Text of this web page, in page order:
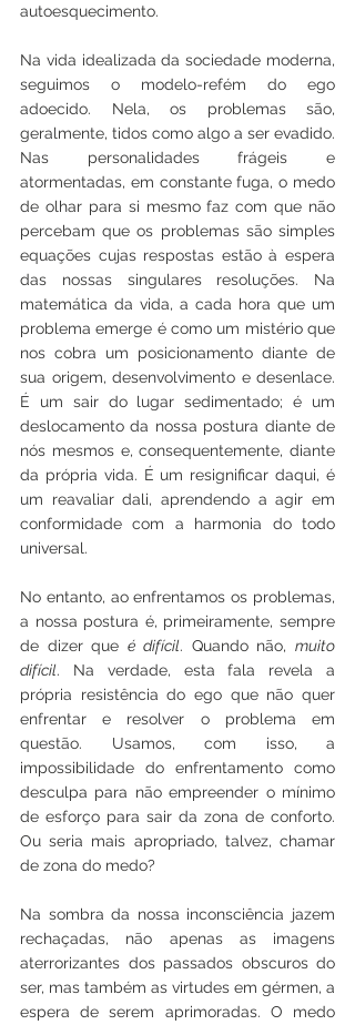
autoesquecimento.
Na vida idealizada da sociedade moderna,
seguimos o modelo-refém do ego
adoecido. Nela, os problemas são,
geralmente, tidos como algo a ser evadido.
Nas personalidades frágeis e
atormentadas, em constante fuga, o medo
de olhar para si mesmo faz com que não
percebam que os problemas são simples
equações cujas respostas estão à espera
das nossas singulares resoluções. Na
matemática da vida, a cada hora que um
problema emerge é como um mistério que
nos cobra um posicionamento diante de
sua origem, desenvolvimento e desenlace.
É um sair do lugar sedimentado; é um
deslocamento da nossa postura diante de
nós mesmos e, consequentemente, diante
da própria vida. É um resignificar daqui, é
um reavaliar dali, aprendendo a agir em
conformidade com a harmonia do todo
universal.
No entanto, ao enfrentamos os problemas,
a nossa postura é, primeiramente, sempre
de dizer que é difícil. Quando não, muito
difícil. Na verdade, esta fala revela a
própria resistência do ego que não quer
enfrentar e resolver o problema em
questão. Usamos, com isso, a
impossibilidade do enfrentamento como
desculpa para não empreender o mínimo
de esforço para sair da zona de conforto.
Ou seria mais apropriado, talvez, chamar
de zona do medo?
Na sombra da nossa inconsciência jazem
rechaçadas, não apenas as imagens
aterrorizantes dos passados obscuros do
ser, mas também as virtudes em gérmen, a
espera de serem aprimoradas. O medo